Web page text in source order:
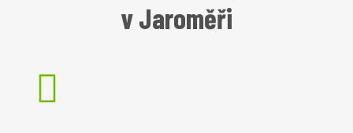
v Jaroměři
